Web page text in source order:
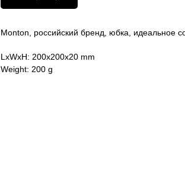
Monton, российский бренд, юбка, идеальное
LxWxH: 200x200x20 mm
Weight: 200 g